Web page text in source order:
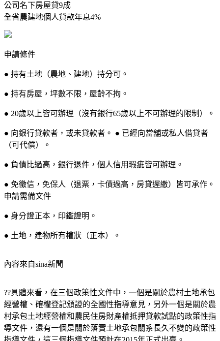
公司名下房屋貸9成
全省農建地個人貸款年息4%
申請條件
● 持有土地（農地、建地）持分可。
● 持有房屋，坪數不限，屋齡不拘。
● 20歲以上皆可辦理（沒有銀行65歲以上不可辦理的限制）。
● 向銀行貸款者，或未貸款者。 ● 已經向當舖或私人借貸者
（可代償）。
● 負債比過高，銀行退件，個人信用瑕疵皆可辦理。
● 免徵信，免保人（退票，卡債過高，房貸遲繳）皆可承作。
申請需備文件
● 身分證正本，印鑑證明。
● 土地，建物所有權狀（正本）。
內容來自sina新聞
??具體來看，在三個政策性文件中，一個是關於農村土地承包
經營權、確權登記頒證的全國性指導意見，另外一個是關於農
村承包土地經營權和農民住房財產權抵押貸款試點的政策性指
導文件，還有一個是關於落實土地承包關系長久不變的政策性